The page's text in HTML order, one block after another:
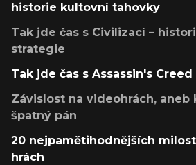
historie kultovní tahovky
Tak jde čas s Civilizací –
strategie
Tak jde čas s Assassin's
Závislost na videohrách, aneb
špatný pán
20 nejpamětihodnějších
hrách